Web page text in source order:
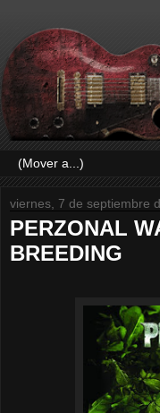
viernes, 7 de septiembre
PERZONAL
BREEDING